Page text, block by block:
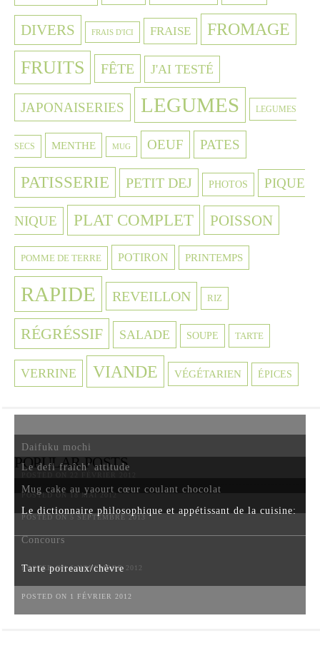
DIVERS FRAIS D'ICI FRAISE FROMAGE
FRUITS FÊTE J'AI TESTÉ
JAPONAISERIES LEGUMES LEGUMES
SECS MENTHE MUG OEUF PATES
PATISSERIE PETIT DEJ PHOTOS PIQUE
NIQUE PLAT COMPLET POISSON
POMME DE TERRE POTIRON PRINTEMPS
RAPIDE REVEILLON RIZ
RÉGRÉSSIF SALADE SOUPE TARTE
VERRINE VIANDE VÉGÉTARIEN ÉPICES
POPULAR POSTS
Daifuku mochi
Le defi fraîch’ attitude
POSTED ON 18 MAI 2012
Mug cake au yaourt cœur coulant chocolat
POSTED ON 5 SEPTEMBRE 2013
Le dictionnaire philosophique et appétissant de la cuisine:
Concours
POSTED ON 6 NOVEMBRE 2012
Tarte poireaux/chèvre
POSTED ON 1 FÉVRIER 2012